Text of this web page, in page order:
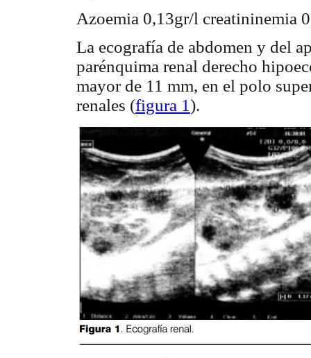
Azoemia 0,13gr/l creatininemia
La ecografía de abdomen y del
parénquima renal derecho
mayor de 11 mm, en el polo
renales (figura 1).